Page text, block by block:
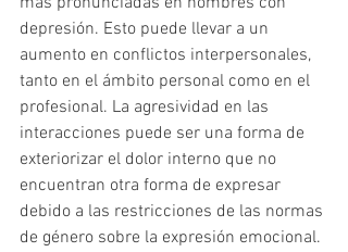
depresión. Esto puede llevar a un
aumento en conflictos interpersonales,
tanto en el ámbito personal como en el
profesional. La agresividad en las
interacciones puede ser una forma de
exteriorizar el dolor interno que no
encuentran otra forma de expresar
debido a las restricciones de las normas
de género sobre la expresión emocional.